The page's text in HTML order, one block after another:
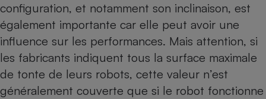
configuration, et notamment son inclinaison, est
également importante car elle peut avoir une
influence sur les performances. Mais attention, si
les fabricants indiquent tous la surface maximale
de tonte de leurs robots, cette valeur n’est
généralement couverte que si le robot fonctionne